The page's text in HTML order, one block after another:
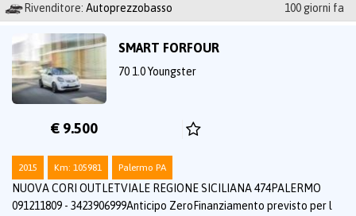
Rivenditore: Autoprezzobasso 100 giorni fa
SMART FORFOUR
70 1.0 Youngster
€ 9.500
2015 Km: 105981 Palermo PA
NUOVA CORI OUTLETVIALE REGIONE SICILIANA 474PALERMO
091211809 - 3423906999Anticipo ZeroFinanziamento previsto per l